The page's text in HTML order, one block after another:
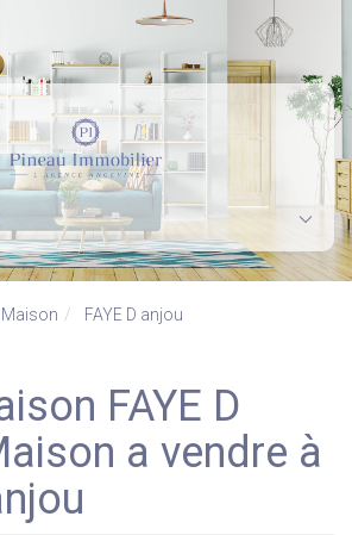
Maison FAYE D anjou
a vendre à